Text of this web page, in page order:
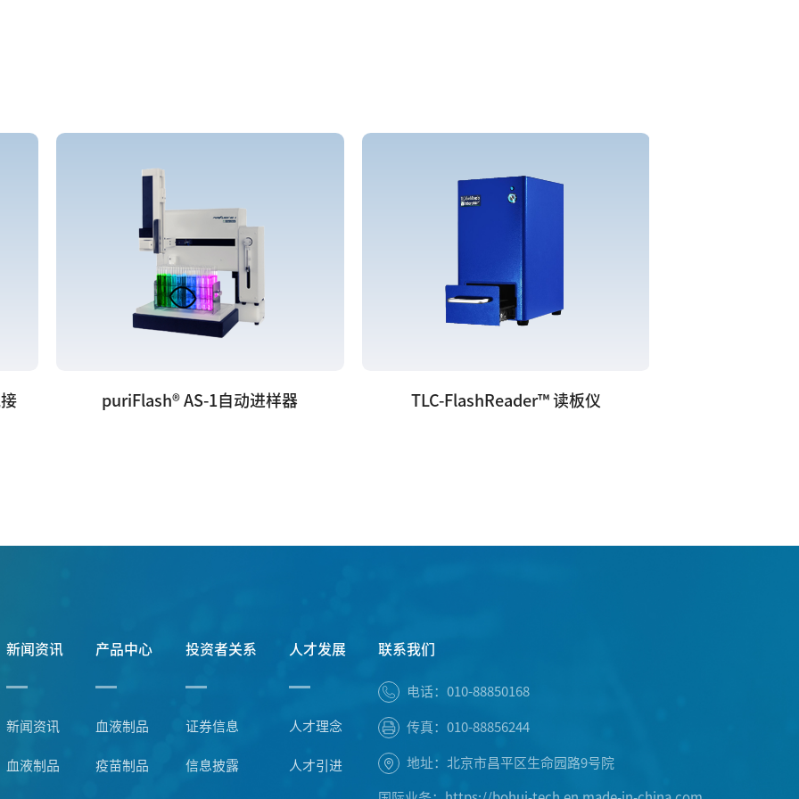
puriFlash® AS-1自动进样器 TLC-FlashReader™ 读板仪
新闻资讯
新闻资讯
血液制品
产品中心
血液制品
疫苗制品
投资者关系
证券信息
信息披露
人才发展
人才理念
人才引进
联系我们
电话：010-88850168
传真：010-88856244
地址：北京市昌平区生命园路9号院